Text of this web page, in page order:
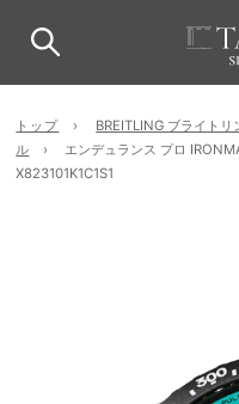
トップ BREITLING ブライトリ
ル
エンデュランス プロ
X823101K1C1S1